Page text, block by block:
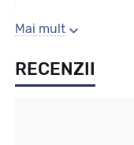
Gaura centrala
63.4
Mai mult
RECENZII